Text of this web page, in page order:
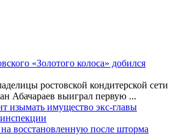
«Золотого колоса» добился
ростовской кондитерской сети
Абачараев выиграл первую ...
изымать имущество экс-главы
восстановленную после шторма